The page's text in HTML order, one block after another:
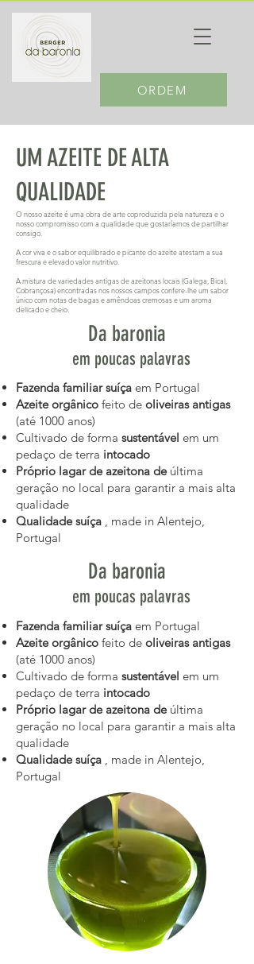
ORDEM
UM AZEITE DE ALTA
QUALIDADE
O nosso azeite é uma obra de arte coproduzida pela natureza e o
nosso compromisso com a qualidade que gostaríamos de partilhar
consigo.
A cor viva e o sabor equilibrado e picante do azeite atestam a sua
frescura e elevado valor nutritivo.
A mistura de variedades antigas de azeitonas locais (Galega, Bical,
Cobrançosa) encontradas nos nossos campos confere-lhe um sabor
único com notas de bagas e amêndoas cremosas e um aroma
delicado e cheio.
Da baronia
em poucas palavras
Fazenda familiar suíça em Portugal
Azeite orgânico feito de oliveiras antigas
(até 1000 anos)
Cultivado de forma sustentável em um
pedaço de terra intocado
Próprio lagar de azeitona deúltima
geração no local para garantir a mais alta
qualidade
Qualidade suíça , made in Alentejo,
Portugal
Da baronia
em poucas palavras
Fazenda familiar suíça em Portugal
Azeite orgânico feito de oliveiras antigas
(até 1000 anos)
Cultivado de forma sustentável em um
pedaço de terra intocado
Próprio lagar de azeitona deúltima
geração no local para garantir a mais alta
qualidade
Qualidade suíça , made in Alentejo,
Portugal